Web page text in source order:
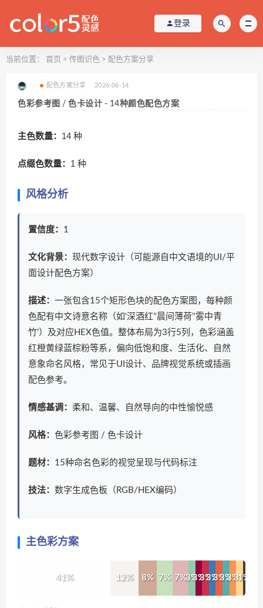
登录
当前位置： 首页 > 传图识色 > 配色方案分享
配色方案分享 2026-06-14
色彩参考图 / 色卡设计 - 14种颜色配色方案
主色数量： 14 种
点缀色数量： 1 种
风格分析
置信度： 1
文化背景： 现代数字设计（可能源自中文语境的UI/平
面设计配色方案）
描述： 一张包含15个矩形色块的配色方案图，每种颜
色配有中文诗意名称（如‘深酒红’‘晨间薄荷’‘雾中青
竹’）及对应HEX色值。整体布局为3行5列，色彩涵盖
红橙黄绿蓝棕粉等系，偏向低饱和度、生活化、自然
意象命名风格，常见于UI设计、品牌视觉系统或插画
配色参考。
情感基调： 柔和、温馨、自然导向的中性愉悦感
风格： 色彩参考图 / 色卡设计
题材： 15种命名色彩的视觉呈现与代码标注
技法： 数字生成色板（RGB/HEX编码）
主色彩方案
41% 12% 8% 7% 7%3%3%3%3%3%3%3%3%
1%